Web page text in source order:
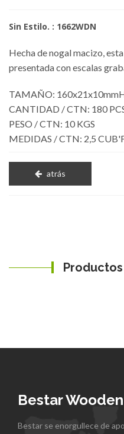
Sin Estilo. : 1662WDN
Hecha de nogal macizo,
presentada con escalas
TAMAÑO:
CANTIDAD / CTN: 180
PESO / CTN: 10 KGS
MEDIDAS / CTN: 2,5
atrás
Bestar
Bestar se enorgullece de